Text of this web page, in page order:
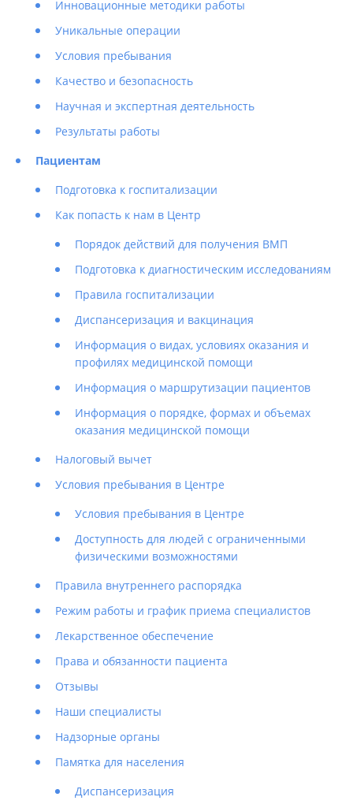
Инновационные методики работы
Уникальные операции
Условия пребывания
Качество и безопасность
Научная и экспертная деятельность
Результаты работы
Пациентам
Подготовка к госпитализации
Как попасть к нам в Центр
Порядок действий для получения ВМП
Подготовка к диагностическим исследованиям
Правила госпитализации
Диспансеризация и вакцинация
Информация о видах, условиях оказания и
профилях медицинской помощи
Информация о маршрутизации пациентов
Информация о порядке, формах и объемах
оказания медицинской помощи
Налоговый вычет
Условия пребывания в Центре
Условия пребывания в Центре
Доступность для людей с ограниченными
физическими возможностями
Правила внутреннего распорядка
Режим работы и график приема специалистов
Лекарственное обеспечение
Права и обязанности пациента
Отзывы
Наши специалисты
Надзорные органы
Памятка для населения
Диспансеризация